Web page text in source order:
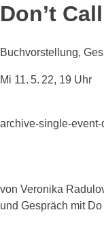
Don’t
Buchvorstellung,
Mi 11. 5. 22, 19 Uhr
archive-single-
von Veronika
und Gespräch mit